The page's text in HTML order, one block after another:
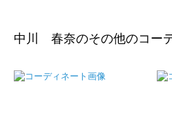
中川 春奈のその他のコー